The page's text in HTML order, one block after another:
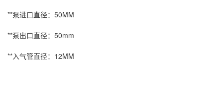
**泵进口直径：50MM
**泵出口直径：50mm
**入气管直径：12MM